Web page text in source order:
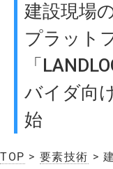
建設現場
プラット
「
バイダ向
始
TOP > 要素技術 >